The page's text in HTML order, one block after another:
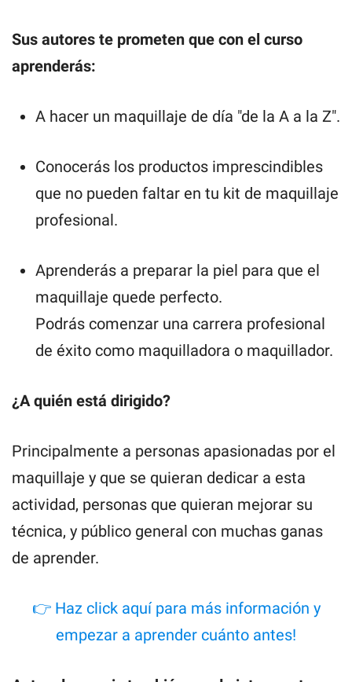
Sus autores te prometen que con el curso
aprenderás:
A hacer un maquillaje de día "de la A a la Z".
Conocerás los productos imprescindibles
que no pueden faltar en tu kit de maquillaje
profesional.
Aprenderás a preparar la piel para que el
maquillaje quede perfecto.
Podrás comenzar una carrera profesional
de éxito como maquilladora o maquillador.
¿A quién está dirigido?
Principalmente a personas apasionadas por el
maquillaje y que se quieran dedicar a esta
actividad, personas que quieran mejorar su
técnica, y público general con muchas ganas
de aprender.
👉 Haz click aquí para más información y
empezar a aprender cuánto antes!